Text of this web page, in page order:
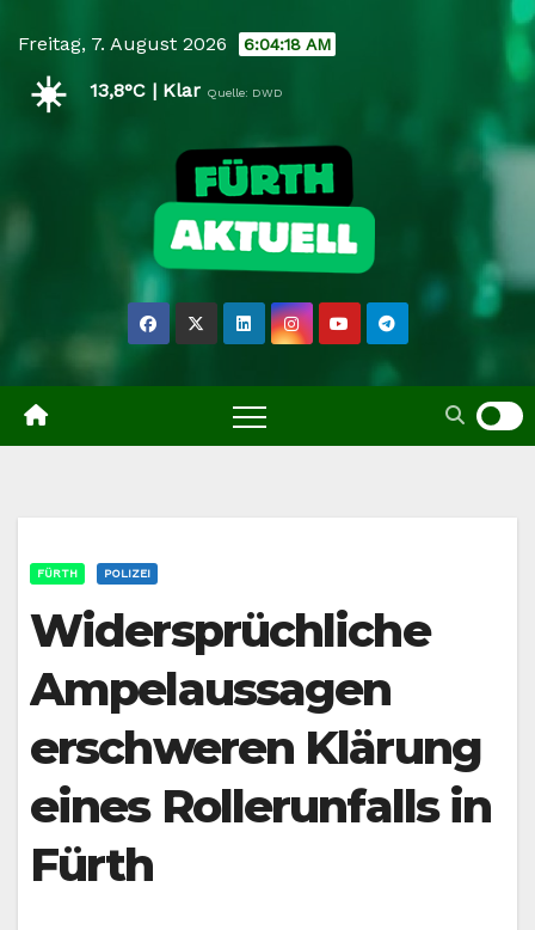
content
Freitag, 7. August 2026 6:04:19 AM
☀️ 13,8°C | Klar Quelle: DWD
FÜRTH POLIZEI
Widersprüchliche
Ampelaussagen
erschweren Klärung
eines Rollerunfalls in
Fürth